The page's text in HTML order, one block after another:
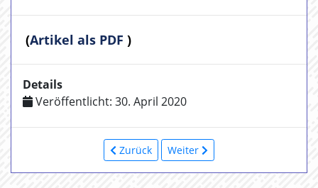
(Artikel als PDF )
Details
Veröffentlicht: 30. April 2020
Zurück Weiter